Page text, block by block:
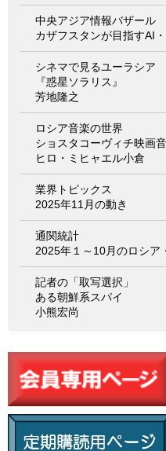
中央アジア情報バザール
カザフスタンが目指すAI
シネマで見るユーラシア
『惑星ソラリス』
芳地隆之
ロシア音楽の世界
ショスタコーヴィチ映画
ヒロ・ミヒャエル小倉
業界トピックス
2025年11月の動き
通関統計
2025年１～10月のロシア
記者の「取写選択」
ある朝鮮系スパイ
小熊宏尚